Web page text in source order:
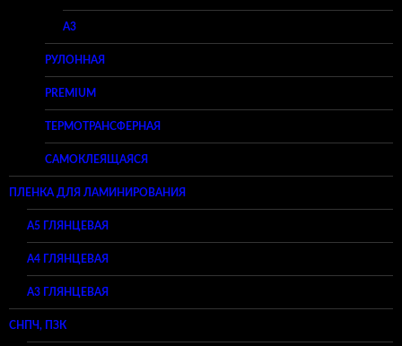
A3
РУЛОННАЯ
PREMIUM
ТЕРМОТРАНСФЕРНАЯ
САМОКЛЕЯЩАЯСЯ
ПЛЕНКА ДЛЯ ЛАМИНИРОВАНИЯ
A5 ГЛЯНЦЕВАЯ
А4 ГЛЯНЦЕВАЯ
A3 ГЛЯНЦЕВАЯ
СНПЧ, ПЗК